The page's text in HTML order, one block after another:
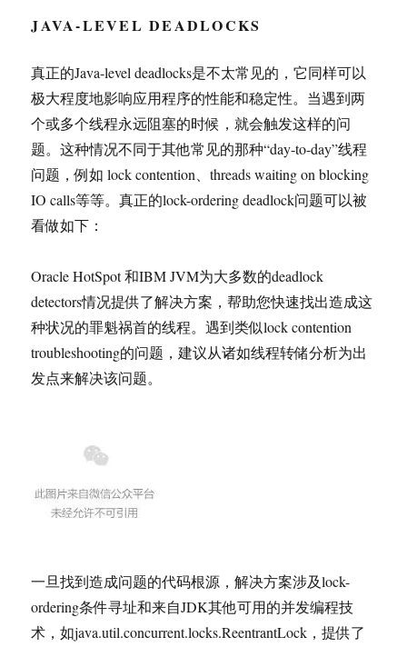
JAVA-LEVEL DEADLOCKS
真正的Java-level deadlocks是不太常见的，它同样可以
极大程度地影响应用程序的性能和稳定性。当遇到两
个或多个线程永远阻塞的时候，就会触发这样的问
题。这种情况不同于其他常见的那种“day-to-day”线程
问题，例如 lock contention、threads waiting on blocking
IO calls等等。真正的lock-ordering deadlock问题可以被
看做如下：
Oracle HotSpot 和IBM JVM为大多数的deadlock
detectors情况提供了解决方案，帮助您快速找出造成这
种状况的罪魁祸首的线程。遇到类似lock contention
troubleshooting的问题，建议从诸如线程转储分析为出
发点来解决该问题。
一旦找到造成问题的代码根源，解决方案涉及lock-
ordering条件寻址和来自JDK其他可用的并发编程技
术，如java.util.concurrent.locks.ReentrantLock，提供了